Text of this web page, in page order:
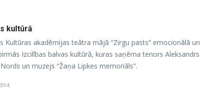
kultūrā
Kultūras akadēmijas teātra mājā “Zirgu pasts” emocionālā un
Izcilības balvas kultūrā, kuras saņēma tenors Aleksandrs
un muzejs “Žaņa Lipkes memoriāls”.